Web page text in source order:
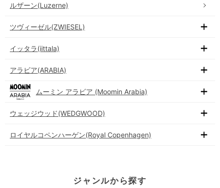
ルザーン(Luzerne)
ツヴィーゼル(ZWIESEL)
イッタラ(iittala)
アラビア(ARABIA)
ムーミン アラビア (Moomin Arabia)
ウェッジウッド(WEDGWOOD)
ロイヤルコペンハーゲン(Royal Copenhagen)
ジャンルから探す